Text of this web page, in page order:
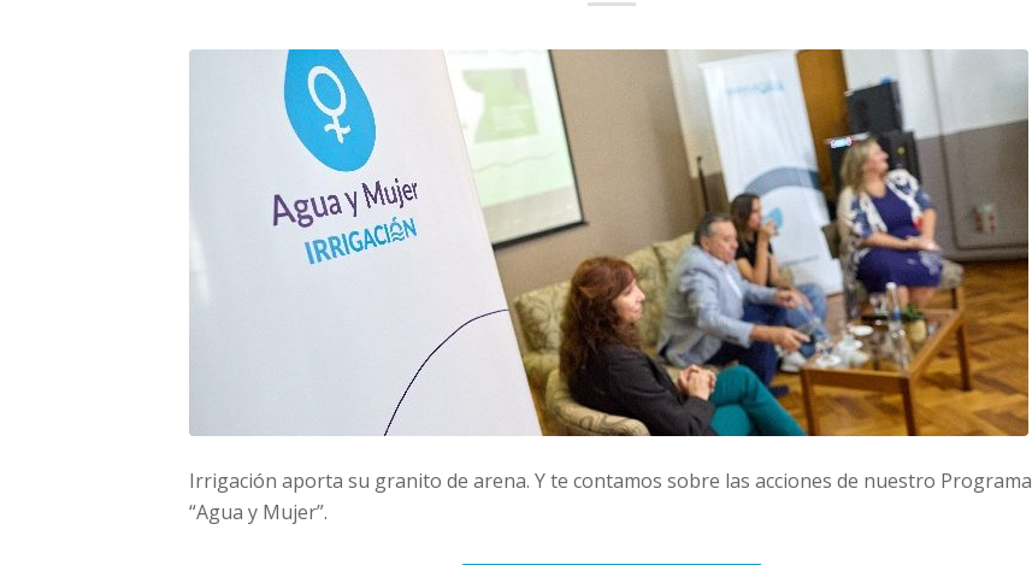
Irrigación aporta su granito de arena. Y te contamos sobre las acciones de nuestro Programa
“Agua y Mujer”.